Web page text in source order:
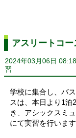
アスリートコ
2024年03月06日 08:18
習
学校に集合し、バ
スは、本日より1
き、アシックスミ
にて実習を行います